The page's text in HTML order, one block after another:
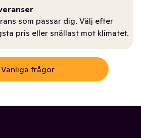
som passar dig. Välj efter
pris eller snällast mot klimatet.
Vanliga frågor